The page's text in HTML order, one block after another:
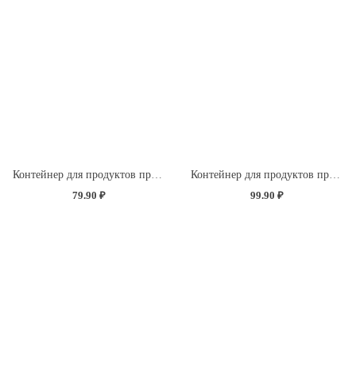
Контейнер для продуктов прямоугольный 0,5л (светло-розовый)
79.90 ₽
Контейнер для продуктов прямоугольный 0,85л (светло-розовый)
99.90 ₽